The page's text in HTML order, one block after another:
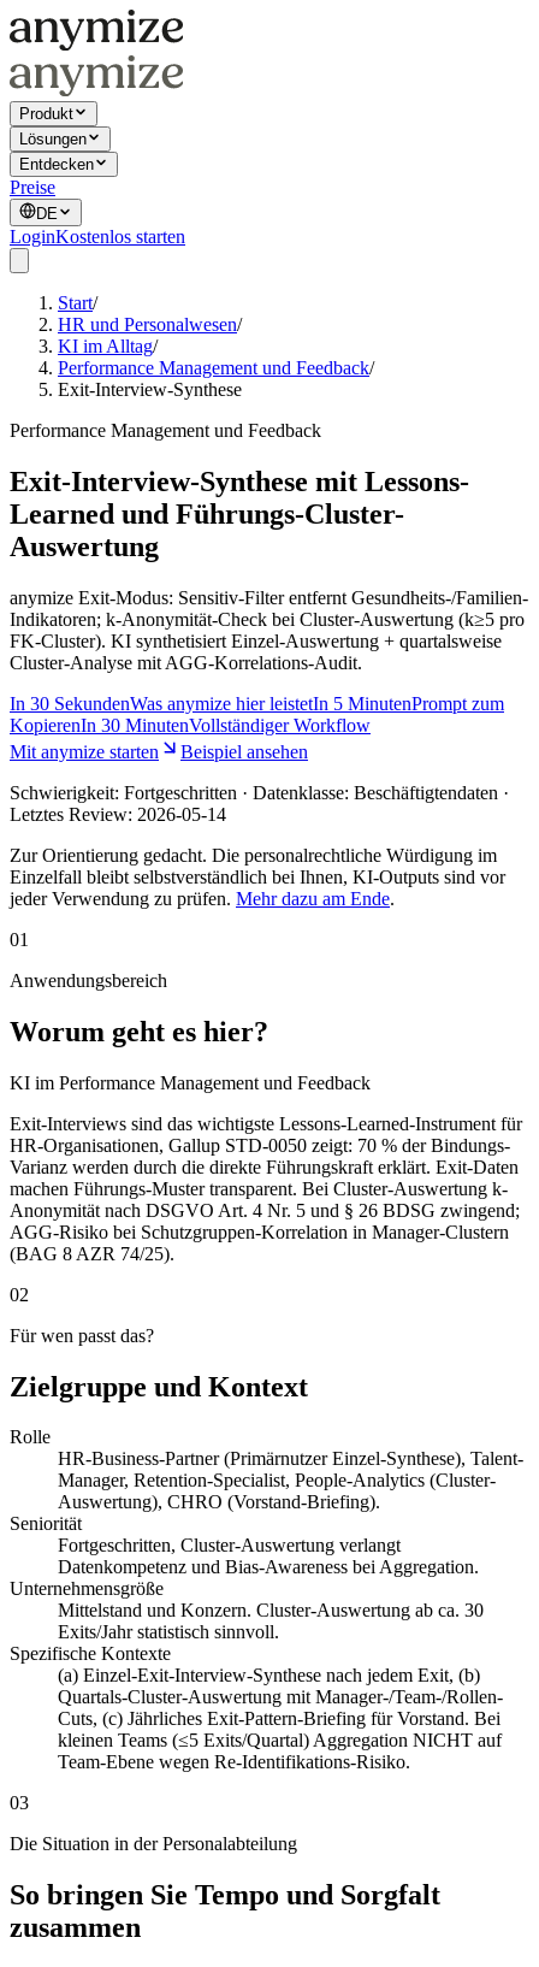
Produkt
Lösungen
Entdecken
Preise
DE
LoginKostenlos starten
Start/
HR und Personalwesen/
KI im Alltag/
Performance Management und Feedback/
Exit-Interview-Synthese
Performance Management und Feedback
Exit-Interview-Synthese mit Lessons-
Learned und Führungs-Cluster-
Auswertung
anymize Exit-Modus: Sensitiv-Filter entfernt Gesundheits-/Familien-
Indikatoren; k-Anonymität-Check bei Cluster-Auswertung (k≥5 pro
FK-Cluster). KI synthetisiert Einzel-Auswertung + quartalsweise
Cluster-Analyse mit AGG-Korrelations-Audit.
In 30 SekundenWas anymize hier leistetIn 5 MinutenPrompt zum
KopierenIn 30 MinutenVollständiger Workflow
Mit anymize starten
Beispiel ansehen
Schwierigkeit: Fortgeschritten · Datenklasse: Beschäftigtendaten ·
Letztes Review: 2026-05-14
Zur Orientierung gedacht. Die personalrechtliche Würdigung im
Einzelfall bleibt selbstverständlich bei Ihnen, KI-Outputs sind vor
jeder Verwendung zu prüfen. Mehr dazu am Ende.
01
Anwendungsbereich
Worum geht es hier?
KI im Performance Management und Feedback
Exit-Interviews sind das wichtigste Lessons-Learned-Instrument für
HR-Organisationen, Gallup STD-0050 zeigt: 70 % der Bindungs-
Varianz werden durch die direkte Führungskraft erklärt. Exit-Daten
machen Führungs-Muster transparent. Bei Cluster-Auswertung k-
Anonymität nach DSGVO Art. 4 Nr. 5 und § 26 BDSG zwingend;
AGG-Risiko bei Schutzgruppen-Korrelation in Manager-Clustern
(BAG 8 AZR 74/25).
02
Für wen passt das?
Zielgruppe und Kontext
Rolle
HR-Business-Partner (Primärnutzer Einzel-Synthese), Talent-
Manager, Retention-Specialist, People-Analytics (Cluster-
Auswertung), CHRO (Vorstand-Briefing).
Seniorität
Fortgeschritten, Cluster-Auswertung verlangt
Datenkompetenz und Bias-Awareness bei Aggregation.
Unternehmensgröße
Mittelstand und Konzern. Cluster-Auswertung ab ca. 30
Exits/Jahr statistisch sinnvoll.
Spezifische Kontexte
(a) Einzel-Exit-Interview-Synthese nach jedem Exit, (b)
Quartals-Cluster-Auswertung mit Manager-/Team-/Rollen-
Cuts, (c) Jährliches Exit-Pattern-Briefing für Vorstand. Bei
kleinen Teams (≤5 Exits/Quartal) Aggregation NICHT auf
Team-Ebene wegen Re-Identifikations-Risiko.
03
Die Situation in der Personalabteilung
So bringen Sie Tempo und Sorgfalt
zusammen